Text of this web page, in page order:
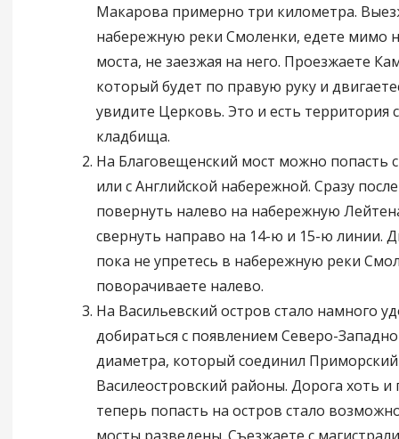
Макарова примерно три километра.
набережную реки Смоленки, едете мимо
моста, не заезжая на него. Проезжаете
который будет по правую руку и
увидите Церковь. Это и есть территория
кладбища.
На Благовещенский мост можно попасть
или с Английской набережной. Сразу
повернуть налево на набережную
свернуть направо на 14-ю и 15-ю линии.
пока не упретесь в набережную реки
поворачиваете налево.
На Васильевский остров стало намного
добираться с появлением Северо-
диаметра, который соединил
Василеостровский районы. Дорога хоть и
теперь попасть на остров стало